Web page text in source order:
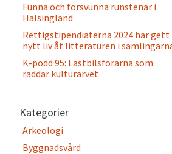
Funna och försvunna runstenar i
Hälsingland
Rettigstipendiaterna 2024 har gett
nytt liv åt litteraturen i
K-podd 95: Lastbilsförarna som
räddar kulturarvet
Kategorier
Arkeologi
Byggnadsvård